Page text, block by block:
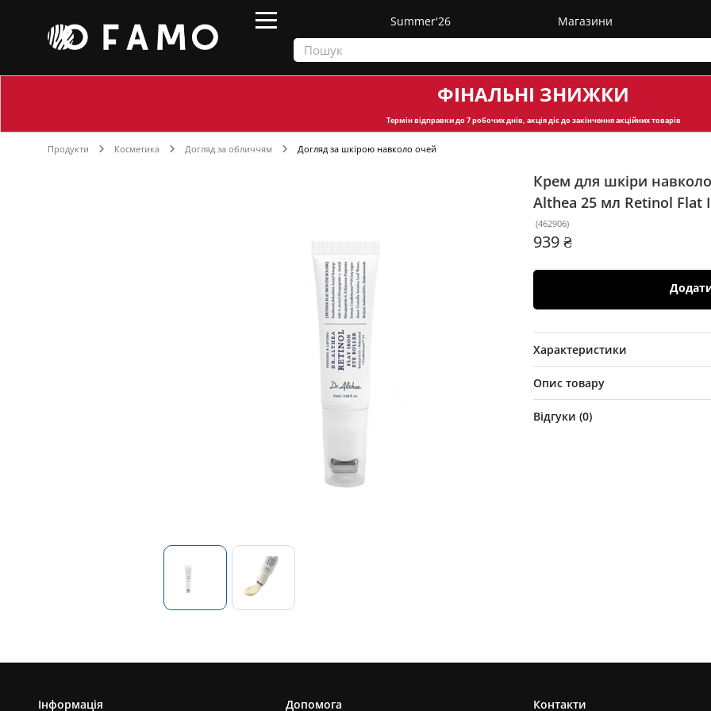
Summer'26 Магазини
ФІНАЛЬНІ ЗНИЖКИ
Термін відправкидо 7 робочих днів, акція діє до закінчення акційних товарів
Продукти Косметика Догляд за обличчям Догляд за шкірою навколо очей
Крем для шкіри
Althea 25 мл Retinol Flat
(462906)
939 ₴
Характеристики
Опис товару
Відгуки (0)
Інформація Допомога Контакти